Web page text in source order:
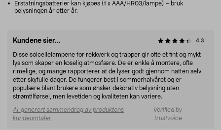
Erstatningsbatterier kan kjøpes (1 x AAA/HR03/lampe) – bruk
belysningen år etter år.
Kundene sier... 4.3
Disse solcellelampene for rekkverk og trapper gir ofte et fint og mykt
lys som skaper en koselig atmosfære. De er enkle å montere, ofte
rimelige, og mange rapporterer at de lyser godt gjennom natten selv
etter skyfulle dager. De fungerer best i sommerhalvåret og er
populære blant brukere som ønsker dekorativ belysning uten
strømtilførsel, men levetiden og kvaliteten kan variere.
AI-generert sammendrag av produktens
kundeomtaler
Verified by
Trustvoice